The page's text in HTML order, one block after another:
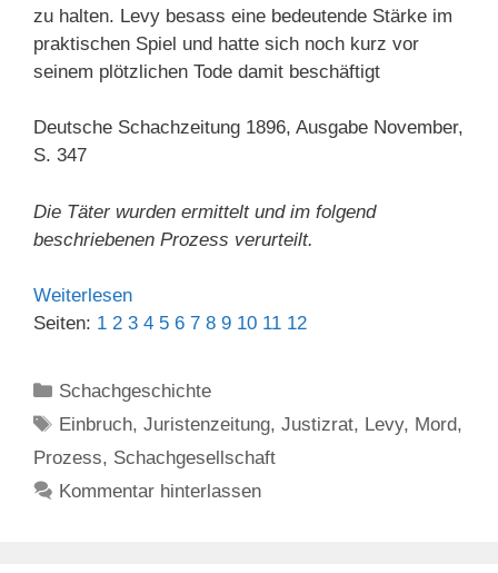
zu halten. Levy besass eine bedeutende Stärke im
praktischen Spiel und hatte sich noch kurz vor
seinem plötzlichen Tode damit beschäftigt
Deutsche Schachzeitung 1896, Ausgabe November,
S. 347
Die Täter wurden ermittelt und im folgend
beschriebenen Prozess verurteilt.
Weiterlesen
Seiten: 1 2 3 4 5 6 7 8 9 10 11 12
Kategorien
Schachgeschichte
Schlagwörter
Einbruch,Juristenzeitung,Justizrat, Levy, Mord,
Prozess, Schachgesellschaft
Kommentar hinterlassen